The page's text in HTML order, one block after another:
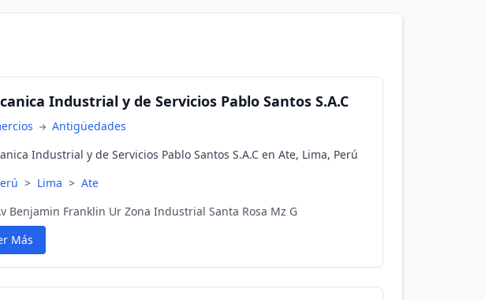
Industrial y de Servicios Pablo Santos S.A.C
Antigüedades
Industrial y de Servicios Pablo Santos S.A.C en Ate, Lima, Perú
> Lima > Ate
Benjamin Franklin Ur Zona Industrial Santa Rosa Mz G
Más